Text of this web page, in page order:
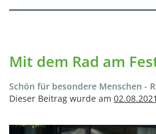
Mit dem Rad am
Schön für besondere Menschen -
Dieser Beitrag wurde am 02.08.2021